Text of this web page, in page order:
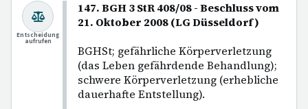
147. BGH 3 StR 408/08 - Beschluss vom
21. Oktober 2008 (LG Düsseldorf)
BGHSt; gefährliche Körperverletzung
(das Leben gefährdende Behandlung);
schwere Körperverletzung (erhebliche
dauerhafte Entstellung).
Entscheidung
aufrufen